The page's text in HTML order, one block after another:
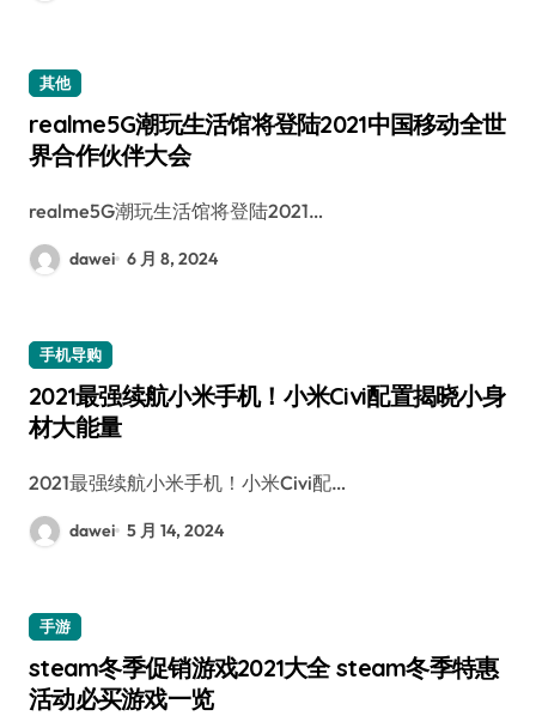
其他
realme5G潮玩生活馆将登陆2021中国移动全世
界合作伙伴大会
realme5G潮玩生活馆将登陆2021…
dawei 6 月 8, 2024
手机导购
2021最强续航小米手机！小米Civi配置揭晓小身
材大能量
2021最强续航小米手机！小米Civi配…
dawei 5 月 14, 2024
手游
steam冬季促销游戏2021大全 steam冬季特惠
活动必买游戏一览